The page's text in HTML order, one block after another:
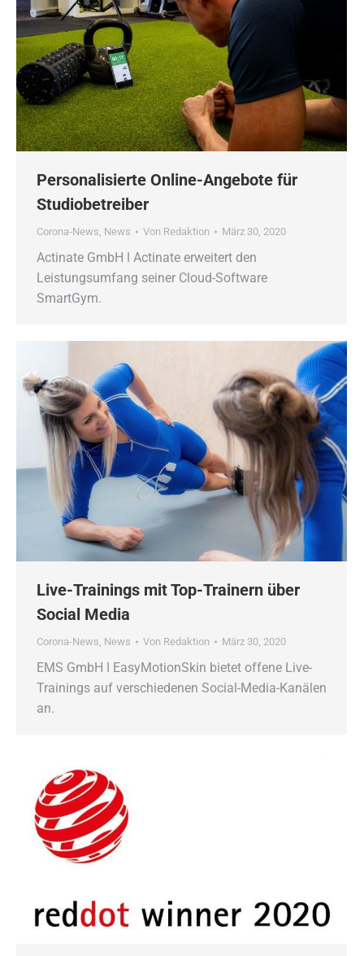
Personalisierte Online-Angebote für
Studiobetreiber
Corona-News, News Von Redaktion März 30, 2020
Actinate GmbH ǀ Actinate erweitert den
Leistungsumfang seiner Cloud-Software
SmartGym.
Live-Trainings mit Top-Trainern über
Social Media
Corona-News, News Von Redaktion März 30, 2020
EMS GmbH ǀ EasyMotionSkin bietet offene Live-
Trainings auf verschiedenen Social-Media-Kanälen
an.